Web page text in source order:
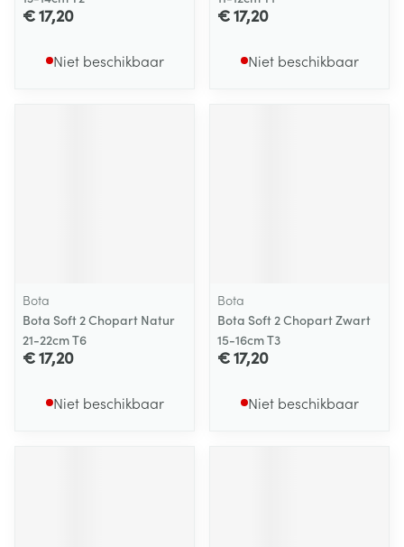
€ 17,20
Niet beschikbaar
€ 17,20
Niet beschikbaar
Bota
Bota Soft 2 Chopart Natur
21-22cm T6
€ 17,20
Niet beschikbaar
Bota
Bota Soft 2 Chopart Zwart
15-16cm T3
€ 17,20
Niet beschikbaar